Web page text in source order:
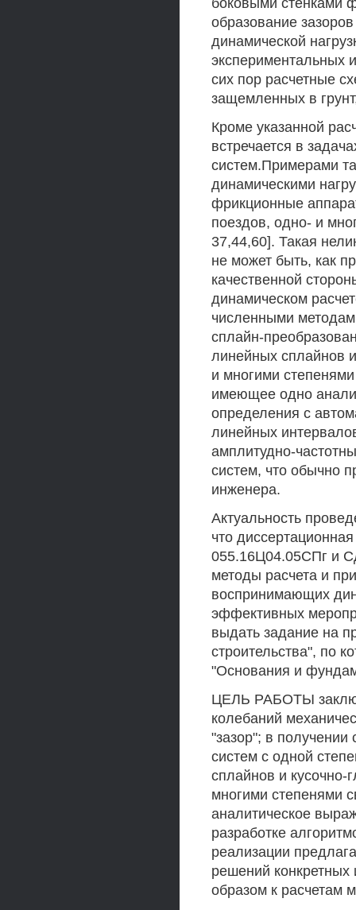
боковыми стенками
образование
динамической
экспериментальных
сих пор расчетные
защемленных в
Кроме указанной
встречается в
систем.Примерами
динамическими
фрикционные
поездов, одно- и
37,44,60]. Такая
не может быть, как
качественной
динамическом
численными
сплайн-
линейных сплайнов
и многими
имеющее одно
определения с
линейных
амплитудно-
систем, что обычно
инженера.
Актуальность
что
055.16Ц04.05СПг и
методы расчета и
воспринимающих
эффективных
выдать задание на
строительства", по
"Основания и
ЦЕЛЬ РАБОТЫ
колебаний
"зазор"; в
систем с одной
сплайнов и кусочно-
многими степенями
аналитическое
разработке
реализации
решений
образом к расчетам